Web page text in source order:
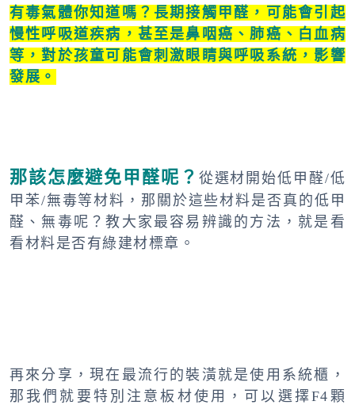
有毒氣體你知道嗎？長期接觸甲醛，可能會引起
慢性呼吸道疾病，甚至是鼻咽癌、肺癌、白血病
等，對於孩童可能會刺激眼睛與呼吸系統，影響
發展。
那該怎麼避免甲醛呢？ 從選材開始低甲醛/低
甲苯/無毒等材料，那關於這些材料是否真的低甲
醛、無毒呢？教大家最容易辨識的方法，就是看
看材料是否有綠建材標章。
再來分享，現在最流行的裝潢就是使用系統櫃，
那我們就要特別注意板材使用，可以選擇F4顆